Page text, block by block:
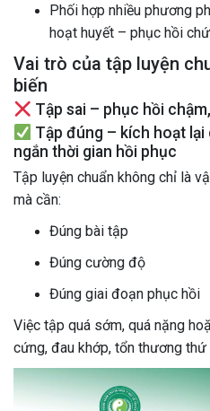
Phối hợp nhiều phương
hoạt huyết – phục hồi
Vai trò của tập luyện
biến
Tập sai – phục hồi
Tập đúng – kích hoạt
ngắn thời gian hồi phục
Tập luyện chuẩn không chỉ là
mà cần:
Đúng bài tập
Đúng cường độ
Đúng giai đoạn phục hồi
Việc tập quá sớm, quá nặng
cứng, đau khớp, tổn thương thứ